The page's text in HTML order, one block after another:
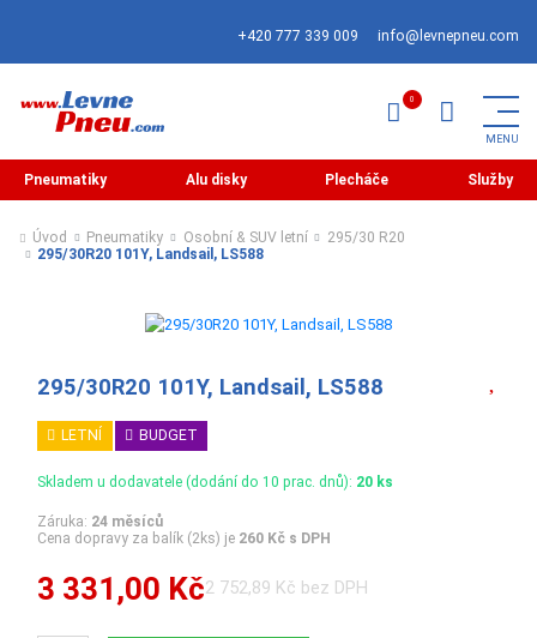
+420 777 339 009 info@levnepneu.com
Pneumatiky Alu disky Plecháče Služby
Úvod Pneumatiky Osobní & SUV letní
295/30 R20
295/30R20 101Y, Landsail, LS588
295/30R20 101Y, Landsail, LS588
LETNÍ BUDGET
Skladem u dodavatele (dodání do 10 prac. dnů): 20 ks
Záruka: 24 měsíců
Cena dopravy za balík (2ks) je 260 Kč s DPH
3 331,00 Kč2 752,89 Kč bez DPH